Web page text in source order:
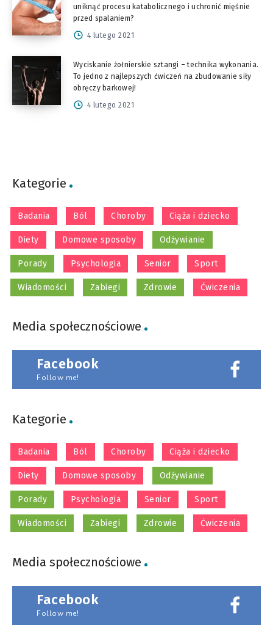
uniknąć procesu katabolicznego i uchronić mięśnie
przed spalaniem?
4 lutego 2021
Wyciskanie żołnierskie sztangi – technika wykonania.
To jedno z najlepszych ćwiczeń na zbudowanie siły
obręczy barkowej!
4 lutego 2021
Kategorie
Badania Ból Choroby Ciąża i dziecko
Diety Domowe sposoby Odżywianie
Porady Psychologia Senior Sport
Wiadomości Zabiegi Zdrowie Ćwiczenia
Media społecznościowe
Facebook
Follow me!
Kategorie
Badania Ból Choroby Ciąża i dziecko
Diety Domowe sposoby Odżywianie
Porady Psychologia Senior Sport
Wiadomości Zabiegi Zdrowie Ćwiczenia
Media społecznościowe
Facebook
Follow me!